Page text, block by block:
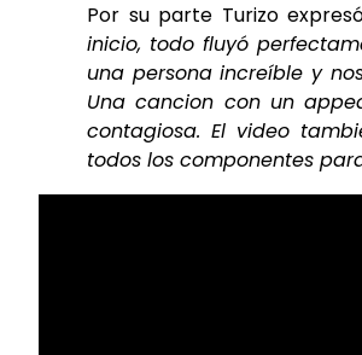
Por su parte Turizo
inicio, todo fluyó
una persona increíble y
Una cancion con un
contagiosa. El video
todos los componentes